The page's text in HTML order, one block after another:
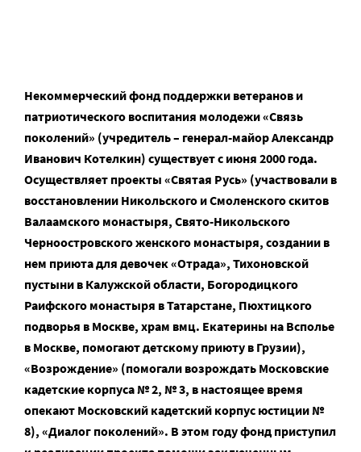
Некоммерческий фонд поддержки ветеранов и
патриотического воспитания молодежи «Связь
поколений» (учредитель – генерал-майор Александр
Иванович Котелкин) существует с июня 2000 года.
Осуществляет проекты «Святая Русь» (участвовали в
восстановлении Никольского и Смоленского скитов
Валаамского монастыря, Свято-Никольского
Черноостровского женского монастыря, создании в
нем приюта для девочек «Отрада», Тихоновской
пустыни в Калужской области, Богородицкого
Раифского монастыря в Татарстане, Пюхтицкого
подворья в Москве, храм вмц. Екатерины на Всполье
в Москве, помогают детскому приюту в Грузии),
«Возрождение» (помогали возрождать Московские
кадетские корпуса № 2, № 3, в настоящее время
опекают Московский кадетский корпус юстиции №
8), «Диалог поколений». В этом году фонд приступил